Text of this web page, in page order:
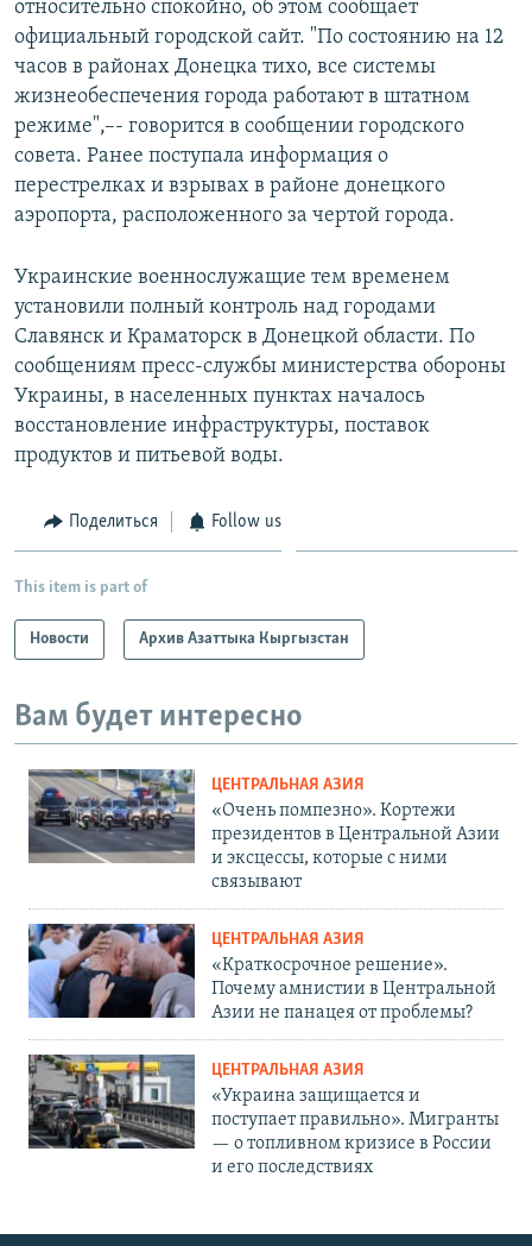
относительно спокойно, об этом сообщает
официальный городской сайт. "По состоянию на 12
часов в районах Донецка тихо, все системы
жизнеобеспечения города работают в штатном
режиме",–- говорится в сообщении городского
совета. Ранее поступала информация о
перестрелках и взрывах в районе донецкого
аэропорта, расположенного за чертой города.
Украинские военнослужащие тем временем
установили полный контроль над городами
Славянск и Краматорск в Донецкой области. По
сообщениям пресс-службы министерства обороны
Украины, в населенных пунктах началось
восстановление инфраструктуры, поставок
продуктов и питьевой воды.
Поделиться Follow us
This item is part of
Новости Архив Азаттыка Кыргызстан
Вам будет интересно
ЦЕНТРАЛЬНАЯ АЗИЯ
«Очень помпезно». Кортежи
президентов в Центральной Азии
и эксцессы, которые с ними
связывают
ЦЕНТРАЛЬНАЯ АЗИЯ
«Краткосрочное решение».
Почему амнистии в Центральной
Азии не панацея от проблемы?
ЦЕНТРАЛЬНАЯ АЗИЯ
«Украина защищается и
поступает правильно». Мигранты
— о топливном кризисе в России
и его последствиях